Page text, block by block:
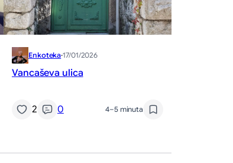
Enkoteka·17/01/2026
Vancaševa ulica
2 0 4–5 minuta